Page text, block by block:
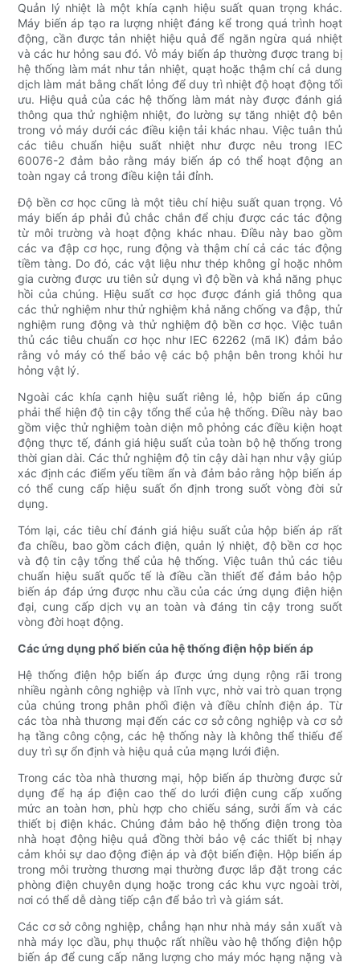
Quản lý nhiệt là một khía cạnh hiệu suất quan trọng khác.
Máy biến áp tạo ra lượng nhiệt đáng kể trong quá trình hoạt
động, cần được tản nhiệt hiệu quả để ngăn ngừa quá nhiệt
và các hư hỏng sau đó. Vỏ máy biến áp thường được trang bị
hệ thống làm mát như tản nhiệt, quạt hoặc thậm chí cả dung
dịch làm mát bằng chất lỏng để duy trì nhiệt độ hoạt động tối
ưu. Hiệu quả của các hệ thống làm mát này được đánh giá
thông qua thử nghiệm nhiệt, đo lường sự tăng nhiệt độ bên
trong vỏ máy dưới các điều kiện tải khác nhau. Việc tuân thủ
các tiêu chuẩn hiệu suất nhiệt như được nêu trong IEC
60076-2 đảm bảo rằng máy biến áp có thể hoạt động an
toàn ngay cả trong điều kiện tải đỉnh.
Độ bền cơ học cũng là một tiêu chí hiệu suất quan trọng. Vỏ
máy biến áp phải đủ chắc chắn để chịu được các tác động
từ môi trường và hoạt động khác nhau. Điều này bao gồm
các va đập cơ học, rung động và thậm chí cả các tác động
tiềm tàng. Do đó, các vật liệu như thép không gỉ hoặc nhôm
gia cường được ưu tiên sử dụng vì độ bền và khả năng phục
hồi của chúng. Hiệu suất cơ học được đánh giá thông qua
các thử nghiệm như thử nghiệm khả năng chống va đập, thử
nghiệm rung động và thử nghiệm độ bền cơ học. Việc tuân
thủ các tiêu chuẩn cơ học như IEC 62262 (mã IK) đảm bảo
rằng vỏ máy có thể bảo vệ các bộ phận bên trong khỏi hư
hỏng vật lý.
Ngoài các khía cạnh hiệu suất riêng lẻ, hộp biến áp cũng
phải thể hiện độ tin cậy tổng thể của hệ thống. Điều này bao
gồm việc thử nghiệm toàn diện mô phỏng các điều kiện hoạt
động thực tế, đánh giá hiệu suất của toàn bộ hệ thống trong
thời gian dài. Các thử nghiệm độ tin cậy dài hạn như vậy giúp
xác định các điểm yếu tiềm ẩn và đảm bảo rằng hộp biến áp
có thể cung cấp hiệu suất ổn định trong suốt vòng đời sử
dụng.
Tóm lại, các tiêu chí đánh giá hiệu suất của hộp biến áp rất
đa chiều, bao gồm cách điện, quản lý nhiệt, độ bền cơ học
và độ tin cậy tổng thể của hệ thống. Việc tuân thủ các tiêu
chuẩn hiệu suất quốc tế là điều cần thiết để đảm bảo hộp
biến áp đáp ứng được nhu cầu của các ứng dụng điện hiện
đại, cung cấp dịch vụ an toàn và đáng tin cậy trong suốt
vòng đời hoạt động.
Các ứng dụng phổ biến của hệ thống điện hộp biến áp
Hệ thống điện hộp biến áp được ứng dụng rộng rãi trong
nhiều ngành công nghiệp và lĩnh vực, nhờ vai trò quan trọng
của chúng trong phân phối điện và điều chỉnh điện áp. Từ
các tòa nhà thương mại đến các cơ sở công nghiệp và cơ sở
hạ tầng công cộng, các hệ thống này là không thể thiếu để
duy trì sự ổn định và hiệu quả của mạng lưới điện.
Trong các tòa nhà thương mại, hộp biến áp thường được sử
dụng để hạ áp điện cao thế do lưới điện cung cấp xuống
mức an toàn hơn, phù hợp cho chiếu sáng, sưởi ấm và các
thiết bị điện khác. Chúng đảm bảo hệ thống điện trong tòa
nhà hoạt động hiệu quả đồng thời bảo vệ các thiết bị nhạy
cảm khỏi sự dao động điện áp và đột biến điện. Hộp biến áp
trong môi trường thương mại thường được lắp đặt trong các
phòng điện chuyên dụng hoặc trong các khu vực ngoài trời,
nơi có thể dễ dàng tiếp cận để bảo trì và giám sát.
Các cơ sở công nghiệp, chẳng hạn như nhà máy sản xuất và
nhà máy lọc dầu, phụ thuộc rất nhiều vào hệ thống điện hộp
biến áp để cung cấp năng lượng cho máy móc hạng nặng và